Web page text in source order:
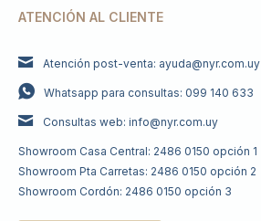
ATENCIÓN AL CLIENTE
Atención post-venta: ayuda@nyr.com.uy
Whatsapp para consultas: 099 140 633
Consultas web: info@nyr.com.uy
Showroom Casa Central: 2486 0150 opción 1
Showroom Pta Carretas: 2486 0150 opción 2
Showroom Cordón: 2486 0150 opción 3